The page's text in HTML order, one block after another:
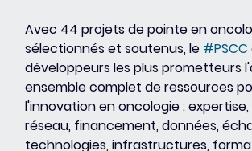
Avec 44 projets de pointe en
sélectionnés et soutenus, le #PSCC
développeurs les plus prometteurs
ensemble complet de ressources
l'innovation en oncologie :
réseau, financement, données,
technologies, infrastructures,